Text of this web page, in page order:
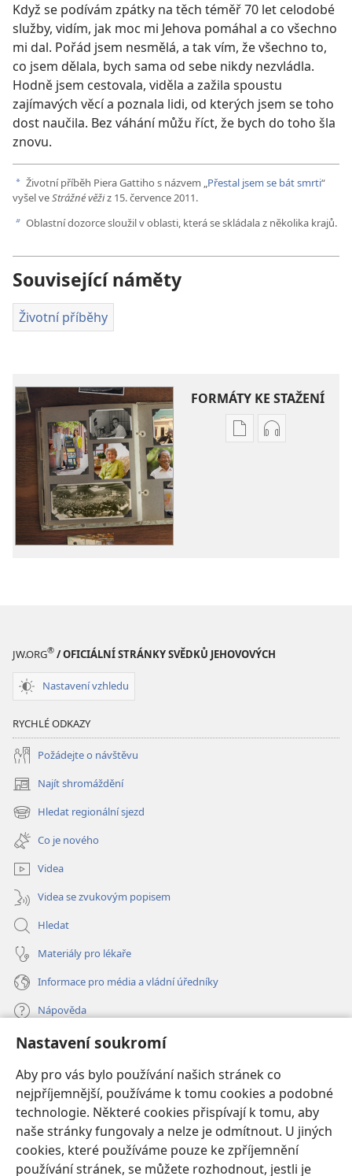
Nastavení soukromí
Aby pro vás bylo používání našich stránek co
nejpříjemnější, používáme k tomu cookies a podobné
technologie. Některé cookies přispívají k tomu, aby
naše stránky fungovaly a nelze je odmítnout. U jiných
cookies, které používáme pouze ke zpříjemnění
používání stránek, se můžete rozhodnout, jestli je
Když se podívám zpátky na těch téměř 70 let celodobé
služby, vidím, jak moc mi Jehova pomáhal a co všechno
mi dal. Pořád jsem nesmělá, a tak vím, že všechno to,
co jsem dělala, bych sama od sebe nikdy nezvládla.
Hodně jsem cestovala, viděla a zažila spoustu
zajímavých věcí a poznala lidi, od kterých jsem se toho
dost naučila. Bez váhání můžu říct, že bych do toho šla
znovu.
a Životní příběh Piera Gattiho s názvem „ Přestal jsem se bát smrti“
vyšel veStrážné věžiz 15. července 2011.
b Oblastní dozorce sloužil v oblasti, která se skládala z několika krajů.
Související náměty
Životní příběhy
FORMÁTY KE STAŽENÍ
FormátyFormáty
JW.ORG® / OFICIÁLNÍ STRÁNKY SVĚDKŮ JEHOVOVÝCH
Nastavení vzhledu
RYCHLÉ ODKAZY
Požádejte o návštěvu
Najít shromáždění
(otevřeno
nové
okno)
Hledat regionální sjezd
(otevřeno
nové
okno)
Co je nového
Videa
Videa se zvukovým popisem
Hledat
Materiály pro lékaře
Informace pro média a vládní úředníky
Nápověda
Dary
nové
okno) ONLINE KNIHOVNA Strážné věže
(otevřeno
nové
okno)JW Hub®
(otevřeno
nové
okno)JW Library